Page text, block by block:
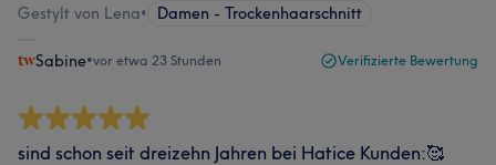
Gestylt von Lena• Damen - Trockenhaarschnitt
Sabine•vor etwa 23 Stunden Verifizierte Bewertung
sind schon seit dreizehn Jahren bei Hatice Kunden:🥰